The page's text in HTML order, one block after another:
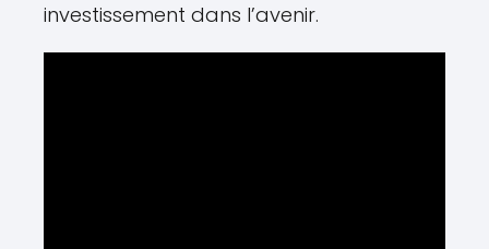
investissement dans l’avenir.